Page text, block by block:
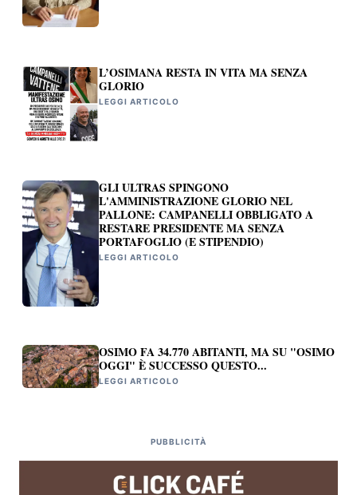
L’OSIMANA RESTA IN VITA MA SENZA
GLORIO
LEGGI ARTICOLO
GLI ULTRAS SPINGONO
L'AMMINISTRAZIONE GLORIO NEL
PALLONE: CAMPANELLI OBBLIGATO A
RESTARE PRESIDENTE MA SENZA
PORTAFOGLIO (E STIPENDIO)
LEGGI ARTICOLO
OSIMO FA 34.770 ABITANTI, MA SU "OSIMO
OGGI" È SUCCESSO QUESTO...
LEGGI ARTICOLO
PUBBLICITÀ